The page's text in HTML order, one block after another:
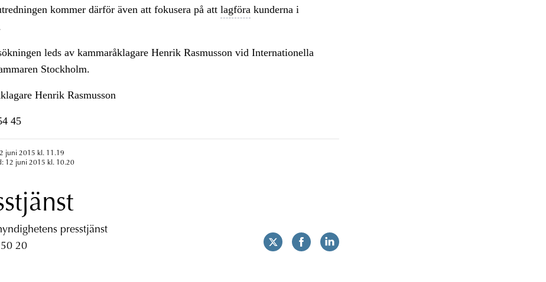
kommer därför även att fokusera på att lagföra kunderna i
leds av kammaråklagare Henrik Rasmusson vid Internationella
Stockholm.
Henrik Rasmusson
45
juni 2015 kl. 11.19
12 juni 2015 kl. 10.20
presstjänst
20